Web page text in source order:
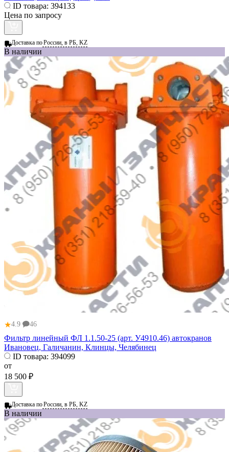
ID товара: 394133
Цена по запросу
Доставка поРоссии, в РБ, KZ
В наличии
★4.9 46
Фильтр линейный ФЛ 1.1.50‑25 (арт. У4910.46) автокранов
Ивановец, Галичанин, Клинцы, Челябинец
ID товара: 394099
от
18 500 ₽
Доставка поРоссии, в РБ, KZ
В наличии